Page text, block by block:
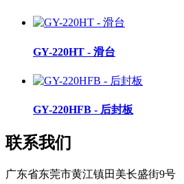
GY-220HT - 滑台
GY-220HFB - 后封板
联系我们
广东省东莞市黄江镇田美长盛街9号